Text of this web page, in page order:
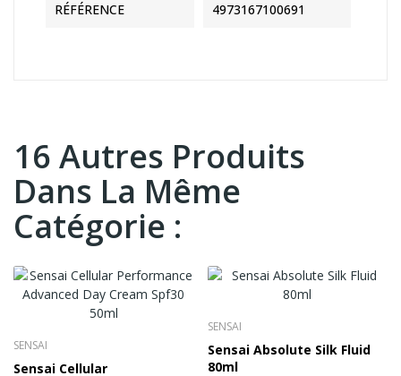
RÉFÉRENCE 4973167100691
16 Autres Produits
Dans La Même
Catégorie :
SENSAI
Sensai Cellular
SENSAI
Sensai Absolute Silk Fluid
80ml